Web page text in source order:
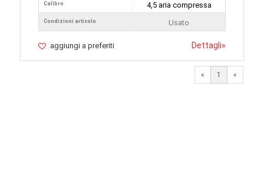
Calibro
Condizioni articolo
4,5 aria compressa
Usato
aggiungi a preferiti Dettagli»
« 1 «